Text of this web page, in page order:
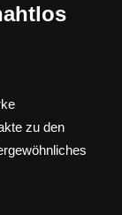
zu den